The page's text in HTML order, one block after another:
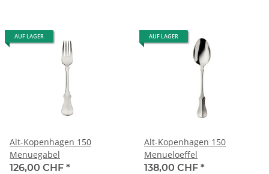
AUF LAGER
Alt-Kopenhagen 150
Menuegabel
126,00 CHF *
AUF LAGER
Alt-Kopenhagen 150
Menueloeffel
138,00 CHF *